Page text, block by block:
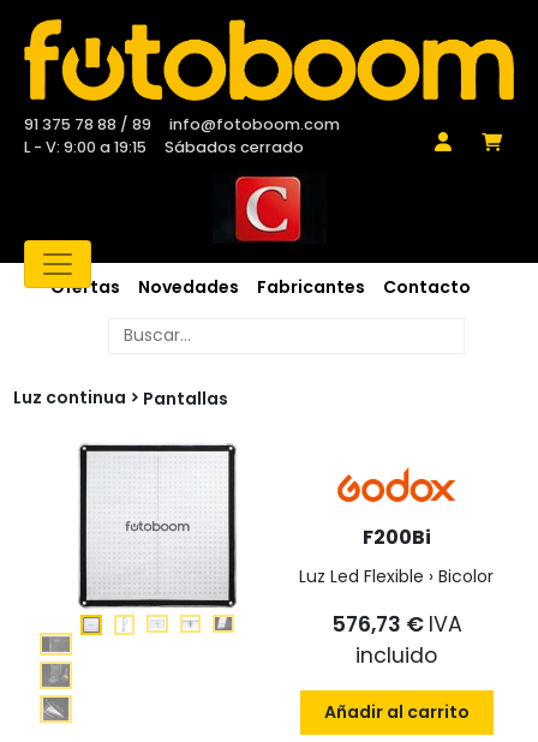
91 375 78 88 / 89
info@fotoboom.com
L - V: 9:00 a 19:15
Sábados cerrado
Ofertas Novedades Fabricantes Contacto
Luz continua Pantallas
F200Bi
Luz Led Flexible › Bicolor
576,73 € IVA
incluido
Añadir al carrito